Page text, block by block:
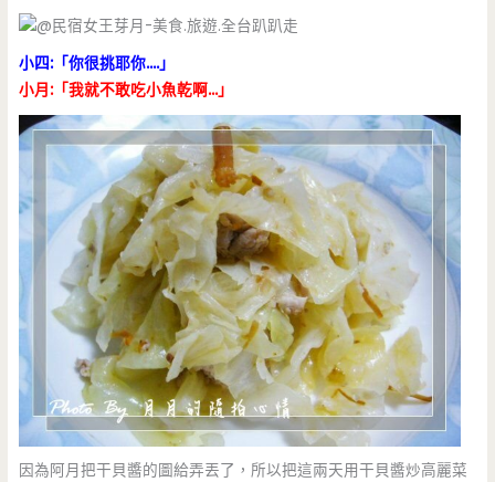
小四:「你很挑耶你….」
小月:「我就不敢吃小魚乾啊…」
因為阿月把干貝醬的圖給弄丟了，所以把這兩天用干貝醬炒高麗菜